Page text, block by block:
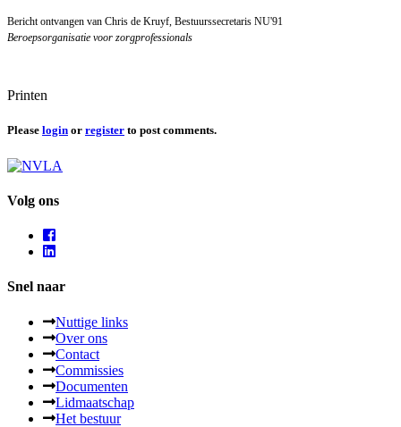
Bericht ontvangen van Chris de Kruyf, Bestuurssecretaris NU'91
Beroepsorganisatie voor zorgprofessionals
Printen
Please login or register to post comments.
Volg ons
Snel naar
Nuttige links
Over ons
Contact
Commissies
Documenten
Lidmaatschap
Het bestuur